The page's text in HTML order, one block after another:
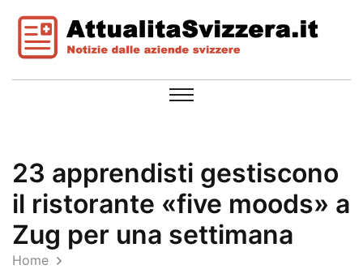
23 apprendisti gestiscono
il ristorante «five moods» a
Zug per una settimana
Home